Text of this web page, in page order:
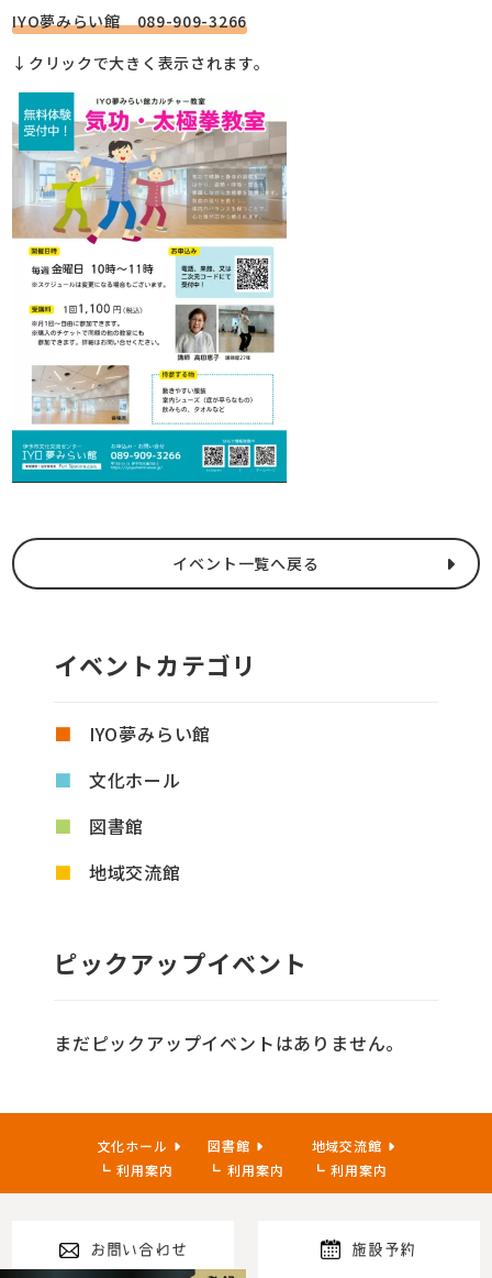
IYO夢みらい館 089-909-3266
↓クリックで大きく表示されます。
イベント一覧へ戻る
イベントカテゴリ
IYO夢みらい館
文化ホール
図書館
地域交流館
ピックアップイベント
まだピックアップイベントはありません。
文化ホール
利用案内
図書館
利用案内
地域交流館
利用案内
お問い合わせ 施設予約